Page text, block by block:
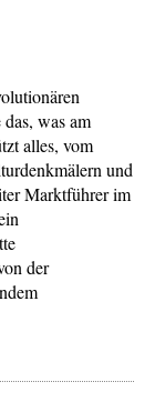
was am
alles, vom
und
Marktführer im
der